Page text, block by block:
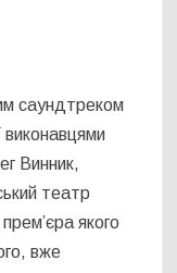
саундтреком
Винник,
театр
якого
вже